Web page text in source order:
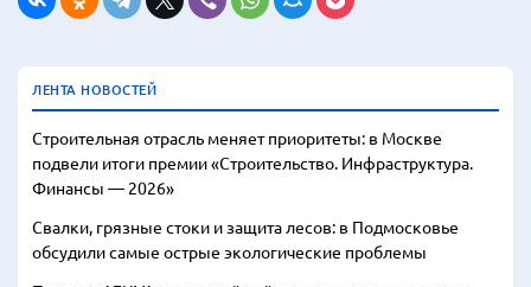
ЛЕНТА НОВОСТЕЙ
Строительная отрасль меняет приоритеты: в Москве
подвели итоги премии «Строительство. Инфраструктура.
Финансы — 2026»
Свалки, грязные стоки и защита лесов: в Подмосковье
обсудили самые острые экологические проблемы